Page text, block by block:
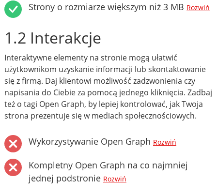
Strony o rozmiarze większym niż 3 MB Rozwiń
1.2 Interakcje
Interaktywne elementy na stronie mogą ułatwić
użytkownikom uzyskanie informacji lub skontaktowanie
się z firmą. Daj klientowi możliwość zadzwonienia czy
napisania do Ciebie za pomocą jednego kliknięcia. Zadbaj
też o tagi Open Graph, by lepiej kontrolować, jak Twoja
strona prezentuje się w mediach społecznościowych.
Wykorzystywanie Open Graph Rozwiń
Kompletny Open Graph na co najmniej
jednej podstronie Rozwiń